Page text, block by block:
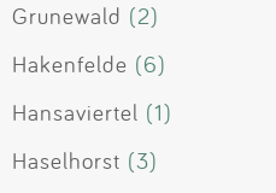
Grunewald (2)
Hakenfelde (6)
Hansaviertel (1)
Haselhorst (3)